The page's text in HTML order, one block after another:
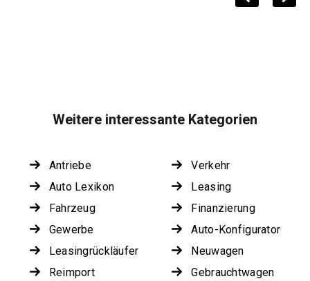
Weitere interessante Kategorien
Antriebe
Auto Lexikon
Fahrzeug
Gewerbe
Leasingrückläufer
Reimport
Verkehr
Leasing
Finanzierung
Auto-Konfigurator
Neuwagen
Gebrauchtwagen